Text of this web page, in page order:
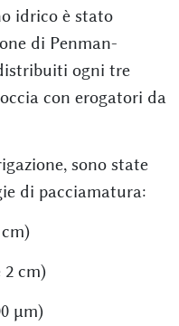
idrico è stato
di Penman-
ogni tre
con erogatori da
sono state
di pacciamatura:
2 cm)
μm)